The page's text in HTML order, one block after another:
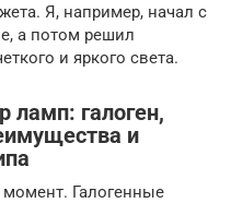
Я, например, начал с
а потом решил
и яркого света.
галоген,
и
Галогенные